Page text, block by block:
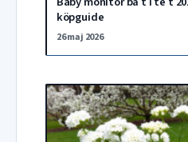
köpguide
26 maj 2026